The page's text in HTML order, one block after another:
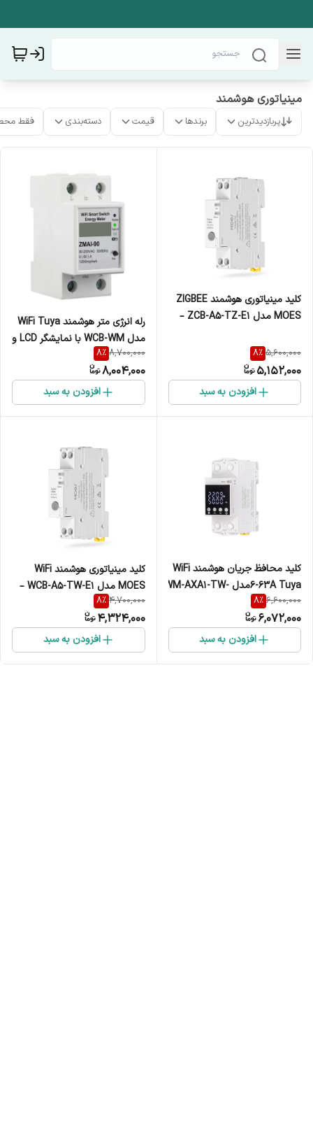
مینیاتوری هوشمند
پربازدیدترین برندها قیمت دسته‌بندی فقط
کلید مینیاتوری هوشمند ZIGBEE
MOES مدل ZCB-A5-TZ-E1 –
هوشمند
5,600,000
8%
5,152,000
افزودن به سبد
رله انرژی متر هوشمند WiFi Tuya
مدل WCB-WM با نمایشگر LCD و
کنترل و قطع جریان
8,700,000
8%
8,004,000
افزودن به سبد
کلید محافظ جریان هوشمند WiFi
6-63A Tuyaمدل WM-AXA1-TW-
E2S – با مانیتورینگ مصرف برق و
نمایشگر LCD
6,600,000
8%
6,072,000
افزودن به سبد
کلید مینیاتوری هوشمند WiFi
MOES مدل WCB-A5-TW-E1 –
کنترل مصرف برق و حفاظت
هوشمند
4,700,000
8%
4,324,000
افزودن به سبد